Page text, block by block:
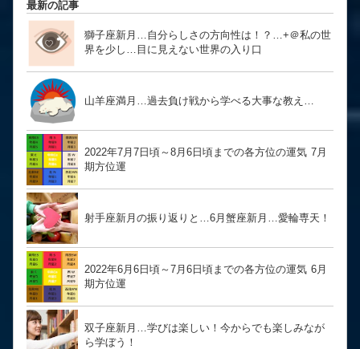
最新の記事
獅子座新月…自分らしさの方向性は！？… ​​​​​​​+＠私の世
界を少し…目に見えない世界の入り口
山羊座満月…過去負け戦から学べる大事な教え…
2022年7月7日頃～8月6日頃までの各方位の運気 7月
期方位運
射手座新月の振り返りと…6月蟹座新月…愛輪専天！
2022年6月6日頃～7月6日頃までの各方位の運気 6月
期方位運
双子座新月…学びは楽しい！今からでも楽しみなが
ら学ぼう！